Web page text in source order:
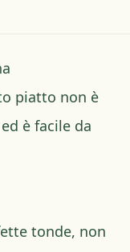
piatto non è
è facile da
tonde, non